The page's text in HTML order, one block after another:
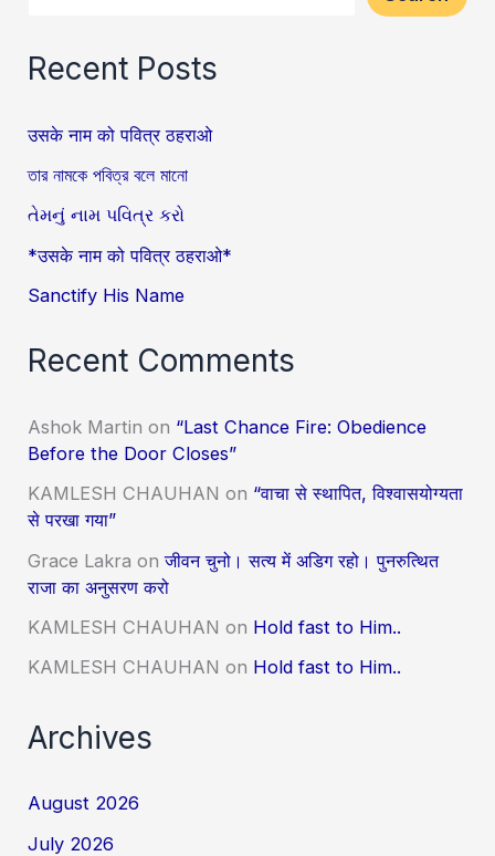
Recent Posts
उसके नाम को पवित्र ठहराओ
তার নামকে পবিত্র বলে মানো
તેમનું નામ પવિત્ર કરો
*उसके नाम को पवित्र ठहराओ*
Sanctify His Name
Recent Comments
Ashok Martin on “Last Chance Fire: Obedience
Before the Door Closes”
KAMLESH CHAUHAN on “वाचा से स्थापित, विश्वासयोग्यता
से परखा गया”
Grace Lakra onजीवन चुनो। सत्य में अडिग रहो। पुनरुत्थित
राजा का अनुसरण करो
KAMLESH CHAUHAN on Hold fast to Him..
KAMLESH CHAUHAN on Hold fast to Him..
Archives
August 2026
July 2026